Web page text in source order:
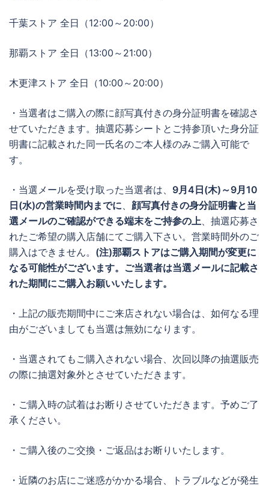
千葉ストア 全日（12:00～20:00）
那覇ストア 全日（13:00～21:00）
木更津ストア 全日（10:00～20:00）
・当選者はご購入の際に顔写真付きの身分証明書を確認さ
せていただきます。抽選応募シートとご持参頂いた身分証
明書に記載された同一氏名のご本人様のみご購入可能で
す。
・当選メールを受け取った当選者は、 9月4日(木)～9月10
日(水)の営業時間内までに、 顔写真付きの身分証明書と当
選メールのご確認ができる端末をご持参の上、抽選応募さ
れたご希望の購入店舗にてご購入下さい。営業時間外のご
購入はできません。 (注)那覇ストアはご購入期間が変更に
なる可能性がございます。ご当選者は当選メールに記載さ
れた期間にご購入お願いいたします。
・上記の販売期間中にご来店されない場合は、如何なる理
由がございましても当選は無効になります。
・当選されてもご購入されない場合、次回以降の抽選販売
の際に抽選対象外とさせていただきます。
・ご購入時の試着はお断りさせていただきます。予めご了
承ください。
・ご購入後のご交換・ご返品はお断りいたします。
・近隣のお店にご迷惑がかかる場合、トラブルなどが発生